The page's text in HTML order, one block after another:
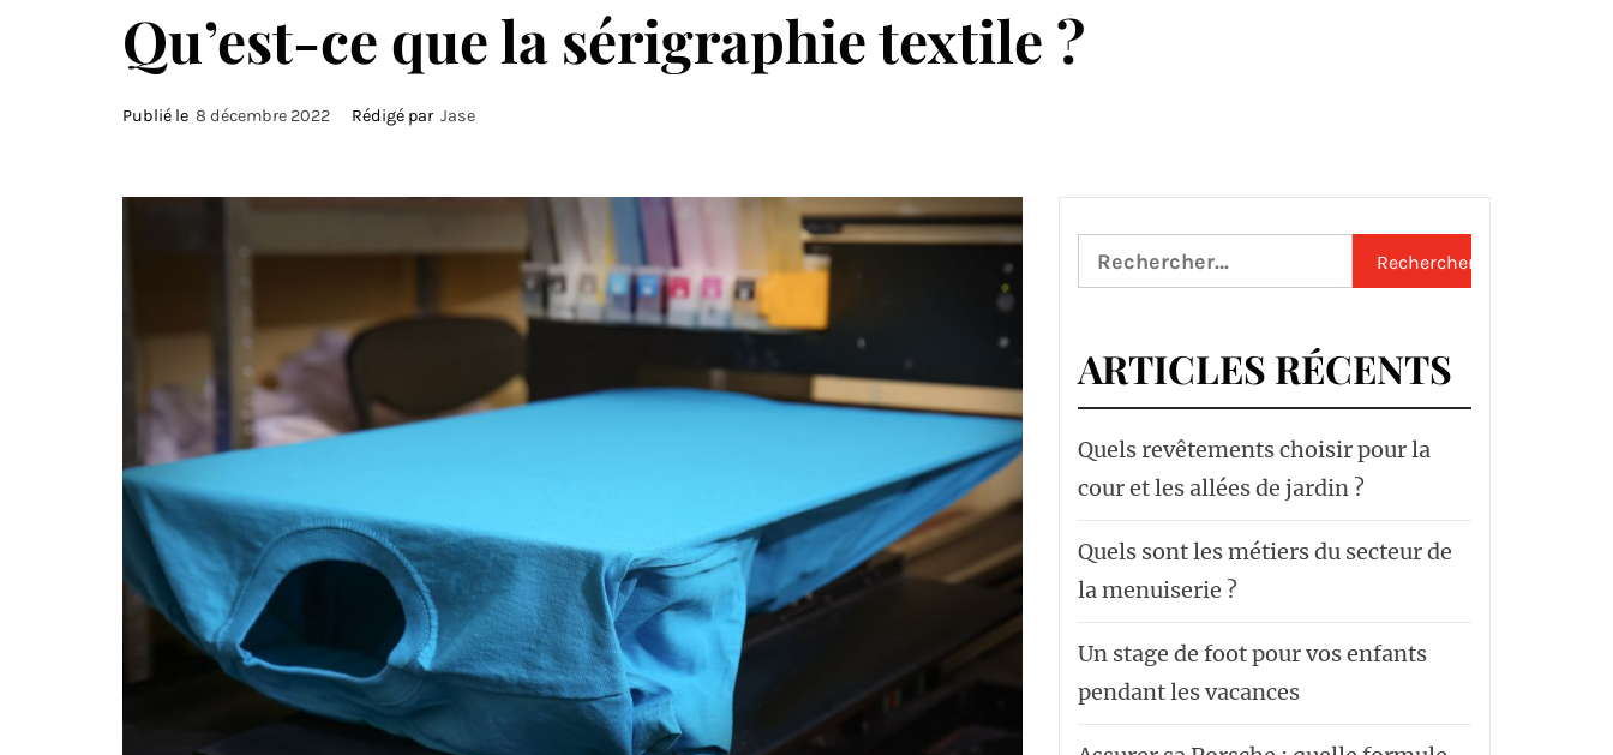
Qu’est-ce que la sérigraphie textile ?
Publié le 8 décembre 2022 Rédigé par Jase
Rechercher :
ARTICLES RÉCENTS
Quels revêtements choisir pour la
cour et les allées de jardin ?
Quels sont les métiers du secteur de
la menuiserie ?
Un stage de foot pour vos enfants
pendant les vacances